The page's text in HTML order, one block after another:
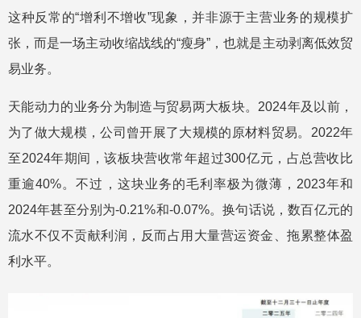
这种反常的“增利不增收”现象，并非源于主营业务的规模扩
张，而是一场主动收缩战线的“瘦身”，也就是主动剥离低效贸
易业务。
天能动力的业务分为制造与贸易两大板块。2024年及以前，
为了做大规模，公司曾开展了大规模的原材料贸易。2022年
至2024年期间，该板块营收常年超过300亿元，占总营收比
重逾40%。不过，这块业务的毛利率极为微薄，2023年和
2024年甚至分别为-0.21%和-0.07%。换句话说，数百亿元的
流水不仅不贡献利润，反而占用大量营运资金、拖累整体盈
利水平。